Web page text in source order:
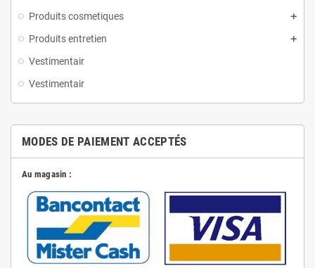
Produits cosmetiques
Produits entretien
Vestimentair
Vestimentair
MODES DE PAIEMENT ACCEPTÉS
Au magasin :